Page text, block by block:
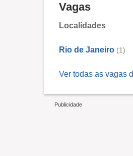
Vagas
Localidades
Rio de Janeiro (1)
Ver todas as vagas